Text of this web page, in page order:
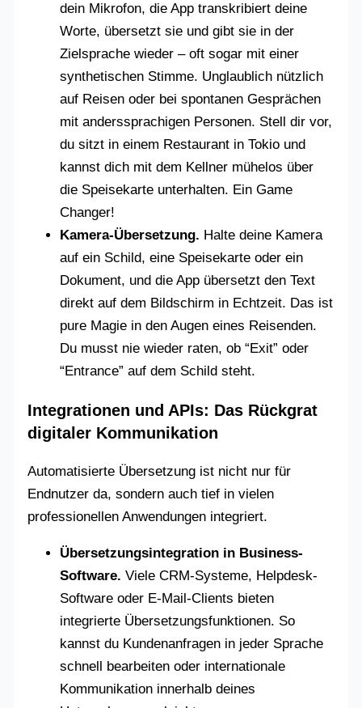
dein Mikrofon, die App transkribiert deine
Worte, übersetzt sie und gibt sie in der
Zielsprache wieder – oft sogar mit einer
synthetischen Stimme. Unglaublich nützlich
auf Reisen oder bei spontanen Gesprächen
mit anderssprachigen Personen. Stell dir vor,
du sitzt in einem Restaurant in Tokio und
kannst dich mit dem Kellner mühelos über
die Speisekarte unterhalten. Ein Game
Changer!
Kamera-Übersetzung. Halte deine Kamera
auf ein Schild, eine Speisekarte oder ein
Dokument, und die App übersetzt den Text
direkt auf dem Bildschirm in Echtzeit. Das ist
pure Magie in den Augen eines Reisenden.
Du musst nie wieder raten, ob “Exit” oder
“Entrance” auf dem Schild steht.
Integrationen und APIs: Das Rückgrat
digitaler Kommunikation
Automatisierte Übersetzung ist nicht nur für
Endnutzer da, sondern auch tief in vielen
professionellen Anwendungen integriert.
Übersetzungsintegration in Business-
Software. Viele CRM-Systeme, Helpdesk-
Software oder E-Mail-Clients bieten
integrierte Übersetzungsfunktionen. So
kannst du Kundenanfragen in jeder Sprache
schnell bearbeiten oder internationale
Kommunikation innerhalb deines